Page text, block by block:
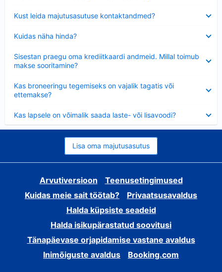
Kust leida majutusasutuse kontaktandmed?
Kuidas näha hinda?
Sisestan praegu oma krediitkaardi andmeid. Millal toimub
makse sooritamine?
Kas broneeringu tegemiseks on vajalik tagatis või
ettemakse?
Kas lapsele on võimalik saada laste- või lisavoodi?
Lisa oma majutusasutus
Arvutiversioon
Teenusetingimused
Kuidas meie sait töötab?
Privaatsusavaldus
Halda küpsiste seadeid
Halda isikupärastatud soovitusi
Tänapäevase orjapidamise vastane avaldus
Inimõiguste avaldus
Booking.com